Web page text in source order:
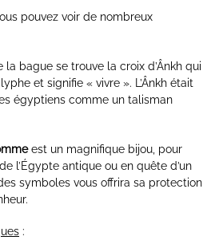
pouvez voir de nombreux
la bague se trouve la croix d’Ânkh qui
et signifie « vivre ». L’Ânkh était
égyptiens comme un talisman
est un magnifique bijou, pour
l’Égypte antique ou en quête d’un
symboles vous offrira sa protection
: